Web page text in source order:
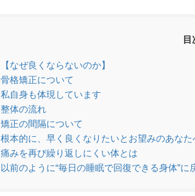
目
【なぜ良くならないのか】
骨格矯正について
私自身も体現しています
整体の流れ
矯正の間隔について
根本的に、早く良くなりたいとお望みのあな
痛みを再び繰り返しにくい体とは
以前のように“毎日の睡眠で回復できる身体”に